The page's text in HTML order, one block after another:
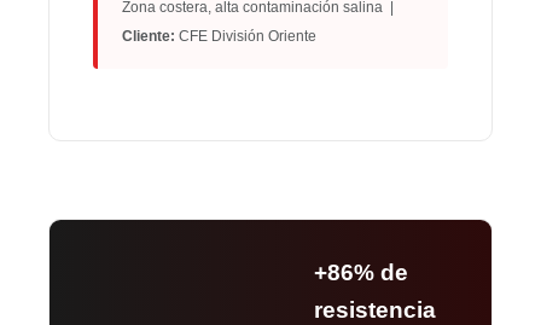
Zona costera, alta contaminación salina |
Cliente: CFE División Oriente
+86% de
resistencia